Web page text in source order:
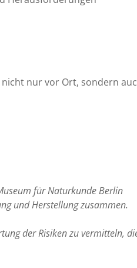
nur vor Ort, sondern
für Naturkunde Berlin
und Herstellung zusammen.
der Risiken zu vermitteln,